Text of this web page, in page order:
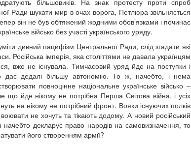
більшовиків. На знак протесту проти спроб
Ради шукати мир в очах ворога, Петлюра звільняється
він не був обтяжений жодними обов’язками і починає
військо без участі українського уряду.
дивний пацифізм Центральної Ради, слід згадати які
Російська імперія, яка століттями не давала українцям
вже не існувала. Тимчасовий уряд йде на поступки і
дає дедалі більшу автономію. То ж, начебто, і нема
повноцінне національне українське військо –
що йде нікому не потрібна Перша Світова війна, і усіх
на нікому не потрібний фронт. Вояки існуючих полків
воювати не хочуть та тікають додому. А новий російський
начебто декларує право народів на самовизначення, то
його створенням армії?